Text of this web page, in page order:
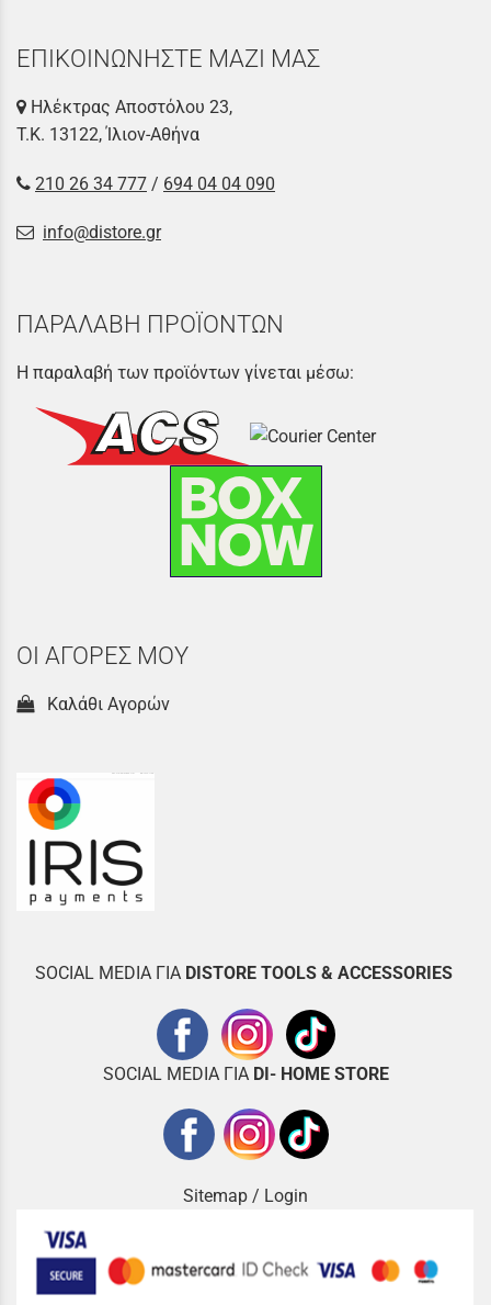
ΕΠΙΚΟΙΝΩΝΗΣΤΕ ΜΑΖΙ ΜΑΣ
Ηλέκτρας Αποστόλου 23,
Τ.Κ. 13122, Ίλιον-Αθήνα
210 26 34 777 / 694 04 04 090
info@distore.gr
ΠΑΡΑΛΑΒΗ ΠΡΟΪΟΝΤΩΝ
Η παραλαβή των προϊόντων γίνεται μέσω:
ΟΙ ΑΓΟΡΕΣ ΜΟΥ
Καλάθι Αγορών
SOCIAL MEDIA ΓΙΑ DISTORE TOOLS & ACCESSORIES
SOCIAL MEDIA ΓΙΑ DI- HOME STORE
Sitemap / Login